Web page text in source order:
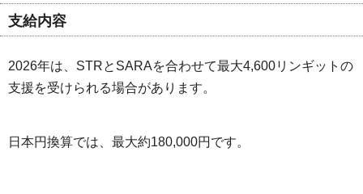
支給内容
2026年は、STRとSARAを合わせて最大4,600リンギットの
支援を受けられる場合があります。
日本円換算では、最大約180,000円です。